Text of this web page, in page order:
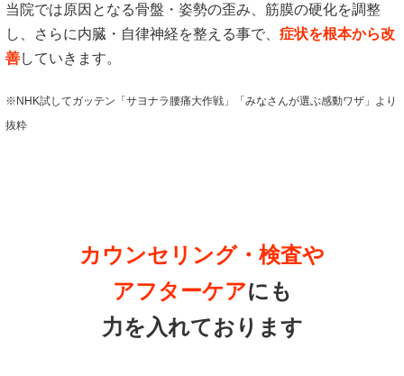
当院では原因となる骨盤・姿勢の歪み、筋膜の硬化を調整
し、さらに内臓・自律神経を整える事で、 症状を根本から改
善していきます。
※NHK試してガッテン「サヨナラ腰痛大作戦」「みなさんが選ぶ感動ワザ」より
抜粋
カウンセリング・検査や
アフターケアにも
力を入れております